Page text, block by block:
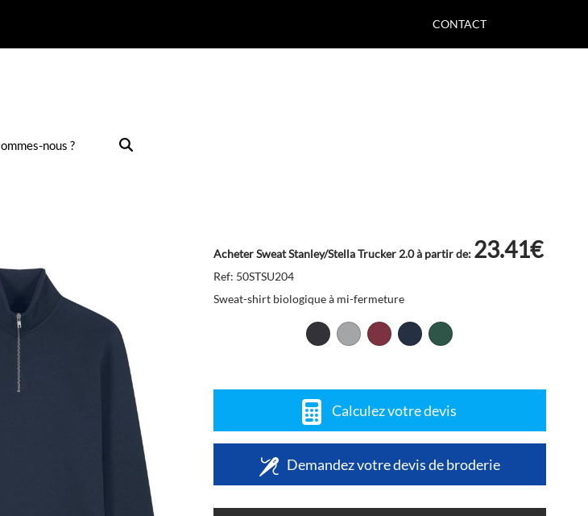
CONTACT
nous ?
Acheter Sweat Stanley/Stella Trucker 2.0 à partir de: 23.41€
Ref: 50STSU204
Sweat-shirt biologique à mi-fermeture
Calculez votre devis
Demandez votre devis de broderie